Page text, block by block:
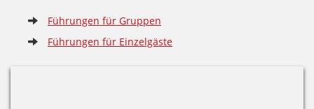
Führungen für Gruppen
Führungen für Einzelgäste